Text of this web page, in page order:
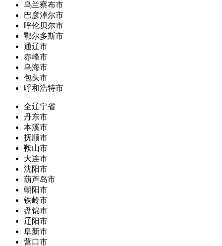
乌兰察布市
巴彦淖尔市
呼伦贝尔市
鄂尔多斯市
通辽市
赤峰市
乌海市
包头市
呼和浩特市
全辽宁省
丹东市
本溪市
抚顺市
鞍山市
大连市
沈阳市
葫芦岛市
朝阳市
铁岭市
盘锦市
辽阳市
阜新市
营口市